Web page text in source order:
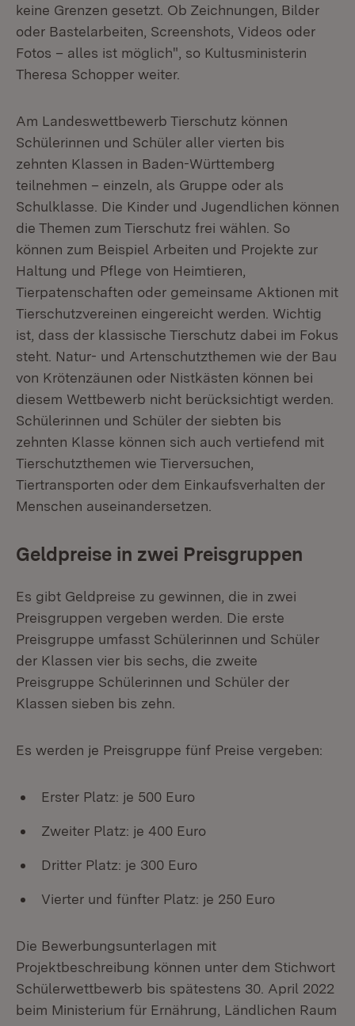
keine Grenzen gesetzt. Ob Zeichnungen, Bilder
oder Bastelarbeiten, Screenshots, Videos oder
Fotos – alles ist möglich", so Kultusministerin
Theresa Schopper weiter.
Am Landeswettbewerb Tierschutz können
Schülerinnen und Schüler aller vierten bis
zehnten Klassen in Baden-Württemberg
teilnehmen – einzeln, als Gruppe oder als
Schulklasse. Die Kinder und Jugendlichen können
die Themen zum Tierschutz frei wählen. So
können zum Beispiel Arbeiten und Projekte zur
Haltung und Pflege von Heimtieren,
Tierpatenschaften oder gemeinsame Aktionen mit
Tierschutzvereinen eingereicht werden. Wichtig
ist, dass der klassische Tierschutz dabei im Fokus
steht. Natur- und Artenschutzthemen wie der Bau
von Krötenzäunen oder Nistkästen können bei
diesem Wettbewerb nicht berücksichtigt werden.
Schülerinnen und Schüler der siebten bis
zehnten Klasse können sich auch vertiefend mit
Tierschutzthemen wie Tierversuchen,
Tiertransporten oder dem Einkaufsverhalten der
Menschen auseinandersetzen.
Geldpreise in zwei Preisgruppen
Es gibt Geldpreise zu gewinnen, die in zwei
Preisgruppen vergeben werden. Die erste
Preisgruppe umfasst Schülerinnen und Schüler
der Klassen vier bis sechs, die zweite
Preisgruppe Schülerinnen und Schüler der
Klassen sieben bis zehn.
Es werden je Preisgruppe fünf Preise vergeben:
Erster Platz: je 500 Euro
Zweiter Platz: je 400 Euro
Dritter Platz: je 300 Euro
Vierter und fünfter Platz: je 250 Euro
Die Bewerbungsunterlagen mit
Projektbeschreibung können unter dem Stichwort
Schülerwettbewerb bis spätestens 30. April 2022
beim Ministerium für Ernährung, Ländlichen Raum